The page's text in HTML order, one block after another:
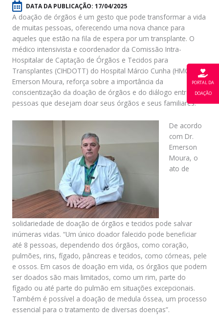
PORTAL DA
DOAÇÃO
DATA DA PUBLICAÇÃO: 17/04/2025
A doação de órgãos é um gesto que pode transformar a vida
de muitas pessoas, oferecendo uma nova chance para
aqueles que estão na fila de espera por um transplante. O
médico intensivista e coordenador da Comissão Intra-
Hospitalar de Captação de Órgãos e Tecidos para
Transplantes (CIHDOTT) do Hospital Márcio Cunha (HMC), Dr.
Emerson Moura, reforça sobre a importância da
conscientização da doação de órgãos e do diálogo entre as
pessoas que desejam doar seus órgãos e seus familiares.
De acordo
com Dr.
Emerson
Moura, o
ato de
solidariedade de doação de órgãos e tecidos pode salvar
inúmeras vidas. “Um único doador falecido pode beneficiar
até 8 pessoas, dependendo dos órgãos, como coração,
pulmões, rins, fígado, pâncreas e tecidos, como córneas, pele
e ossos. Em casos de doação em vida, os órgãos que podem
ser doados são mais limitados, como um rim, parte do
fígado ou até parte do pulmão em situações excepcionais.
Também é possível a doação de medula óssea, um processo
essencial para o tratamento de diversas doenças”.